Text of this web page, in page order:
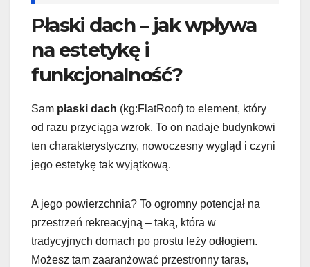
Płaski dach – jak wpływa
na estetykę i
funkcjonalność?
Sam płaski dach (kg:FlatRoof) to element, który
od razu przyciąga wzrok. To on nadaje budynkowi
ten charakterystyczny, nowoczesny wygląd i czyni
jego estetykę tak wyjątkową.
A jego powierzchnia? To ogromny potencjał na
przestrzeń rekreacyjną – taką, która w
tradycyjnych domach po prostu leży odłogiem.
Możesz tam zaaranżować przestronny taras,